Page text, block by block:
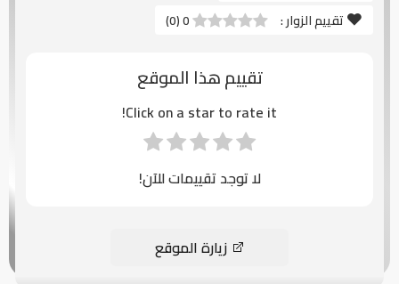
تقييم الزوار :
0
(
0
)
تقييم هذا الموقع
Click on a star to rate it!
لا توجد تقييمات للآن!
زيارة الموقع